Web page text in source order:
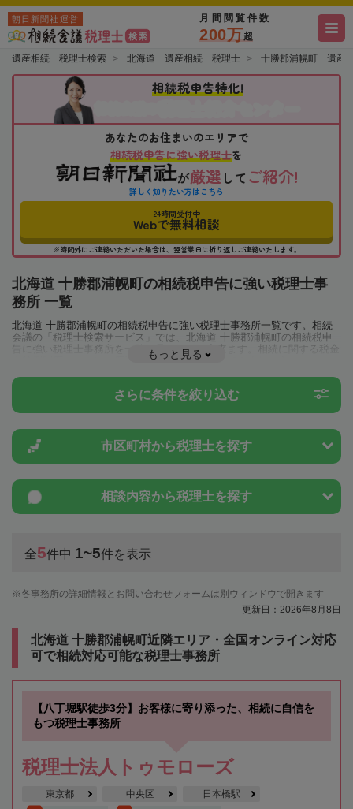
朝日新聞社運営 月間閲覧件数
200万超
遺産相続 税理士検索 北海道 遺産相続 税理士 十勝郡浦幌町 遺産
相続税申告特化!
あなたのお住まいのエリアで
相続税申告に強い税理士を
が厳選 して ご紹介!
詳しく知りたい方はこちら
24時間受付中
Webで無料相談
※時間外にご連絡いただいた場合は、翌営業日に折り返しご連絡いたします。
北海道 十勝郡浦幌町の相続税申告に強い税理士事
務所 一覧
北海道 十勝郡浦幌町の相続税申告に強い税理士事務所一覧です。相続
会議の「税理士検索サービス」では、北海道 十勝郡浦幌町の相続税申
告に強い税理士事務所を一覧で見ることが出来ます。相続に関する税金
や特例制度のことは一度近隣の税理士に相談してみましょう。
もっと見る
さらに条件を絞り込む
市区町村から税理士を探す
相談内容から税理士を探す
全5件中 1~5件を表示
各事務所の詳細情報とお問い合わせフォームは別ウィンドウで開きます
更新日：2026年8月8日
北海道 十勝郡浦幌町近隣エリア・全国オンライン対応
可で相続対応可能な税理士事務所
【八丁堀駅徒歩3分】お客様に寄り添った、相続に自信を
もつ税理士事務所
税理士法人トゥモローズ
東京都 中央区 日本橋駅